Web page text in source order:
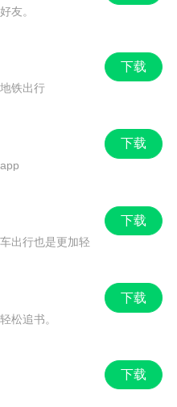
友。
下载
铁出行
下载
下载
出行也是更加轻
下载
松追书。
下载